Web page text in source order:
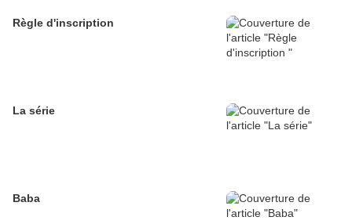
Règle d'inscription
La série
Baba